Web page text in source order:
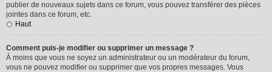
publier de nouveaux sujets dans ce forum, vous pouvez transférer des pièces
jointes dans ce forum, etc.
Haut
Comment puis-je modifier ou supprimer un message ?
À moins que vous ne soyez un administrateur ou un modérateur du forum,
vous ne pouvez modifier ou supprimer que vos propres messages. Vous